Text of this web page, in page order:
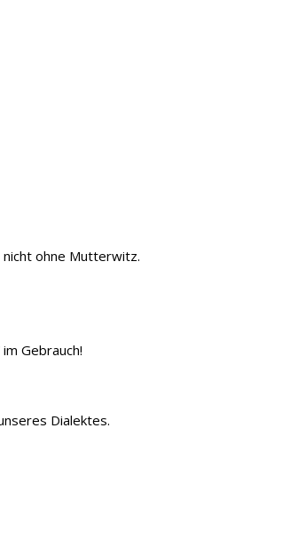
ohne Mutterwitz.
Gebrauch!
Dialektes.